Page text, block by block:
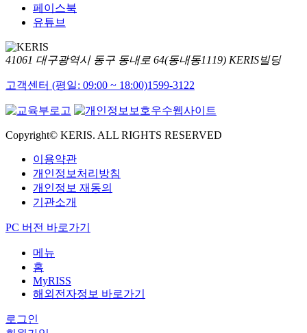
페이스북
유튜브
41061 대구광역시 동구 동내로 64(동내동1119) KERIS빌딩
고객센터 (평일: 09:00 ~ 18:00)1599-3122
Copyright© KERIS. ALL RIGHTS RESERVED
이용약관
개인정보처리방침
개인정보 재동의
기관소개
PC 버전 바로가기
메뉴
홈
MyRISS
해외전자정보 바로가기
로그인